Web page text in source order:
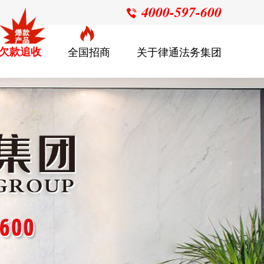
 4000-597-600
款追收 全国招商 关于律通法务集团